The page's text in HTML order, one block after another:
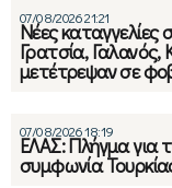
07/08/2026 21:21
Νέες καταγγελίες
Γρατσία, Γαλανός,
μετέτρεψαν σε
07/08/2026 18:19
ΕΛΑΣ: Πλήγμα για
συμφωνία